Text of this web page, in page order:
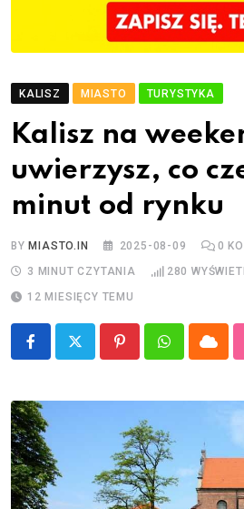
KALISZ MIASTO TURYSTYKA
Kalisz na
uwierzysz, co
minut od rynku
BYMIASTO.IN 2025-08-09 0
3 MINUT CZYTANIA
280
12 MIESIĘCY TEMU
PinterestWhatsappCloud